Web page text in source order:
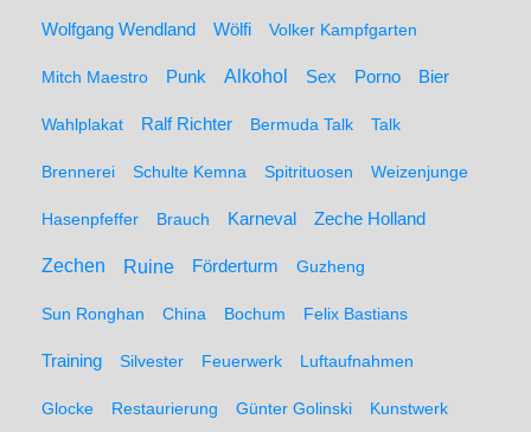
Wolfgang Wendland Wölfi Volker Kampfgarten
Mitch Maestro Punk Alkohol Sex Porno Bier
Wahlplakat Ralf Richter Bermuda Talk Talk
Brennerei Schulte Kemna Spitrituosen Weizenjunge
Hasenpfeffer Brauch Karneval Zeche Holland
Zechen Ruine Förderturm Guzheng
Sun Ronghan China Bochum Felix Bastians
Training Silvester Feuerwerk Luftaufnahmen
Glocke Restaurierung Günter Golinski Kunstwerk